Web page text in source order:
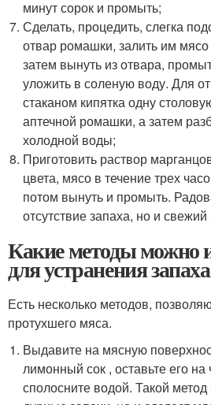
минут сорок и промыть;
Сделать, процедить, слегка
отвар ромашки, залить им
затем вынуть из отвара,
уложить в соленую воду. Для
стаканом кипятка одну
аптечной ромашки, а затем
холодной воды;
Приготовить раствор
цвета, мясо в течение трех
потом вынуть и промыть.
отсутствие запаха, но и
Какие методы можно
для устранения
Есть несколько методов,
протухшего мяса.
Выдавите на мясную
лимонный сок , оставьте его на
сполосните водой. Такой метод